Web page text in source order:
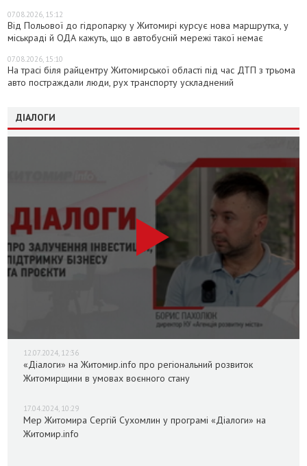
07.08.2026, 15:12
Від Польової до гідропарку у Житомирі курсує нова маршрутка, у
міськраді й ОДА кажуть, що в автобусній мережі такої немає
07.08.2026, 15:10
На трасі біля райцентру Житомирської області під час ДТП з трьома
авто постраждали люди, рух транспорту ускладнений
ДІАЛОГИ
12.07.2024, 12:36
«Діалоги» на Житомир.info про регіональний розвиток
Житомирщини в умовах воєнного стану
17.04.2024, 10:29
Мер Житомира Сергій Сухомлин у програмі «Діалоги» на
Житомир.info